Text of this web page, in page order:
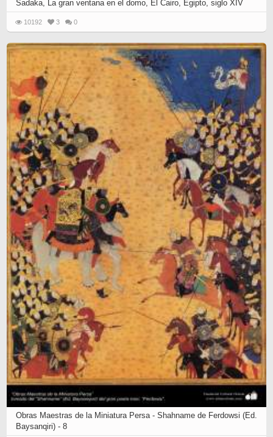
Sadaka, La gran ventana en el domo, El Cairo, Egipto, siglo XIV
10192 3 0
Obras Maestras de la Miniatura Persa - Shahname de Ferdowsi (Ed.
Baysanqiri) - 8